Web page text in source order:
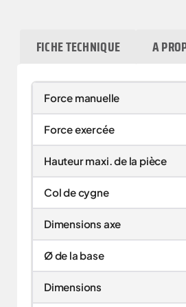
FICHE TECHNIQUE A
Force manuelle
Force exercée
Hauteur maxi. de la pièce
Col de cygne
Dimensions axe
Ø de la base
Dimensions